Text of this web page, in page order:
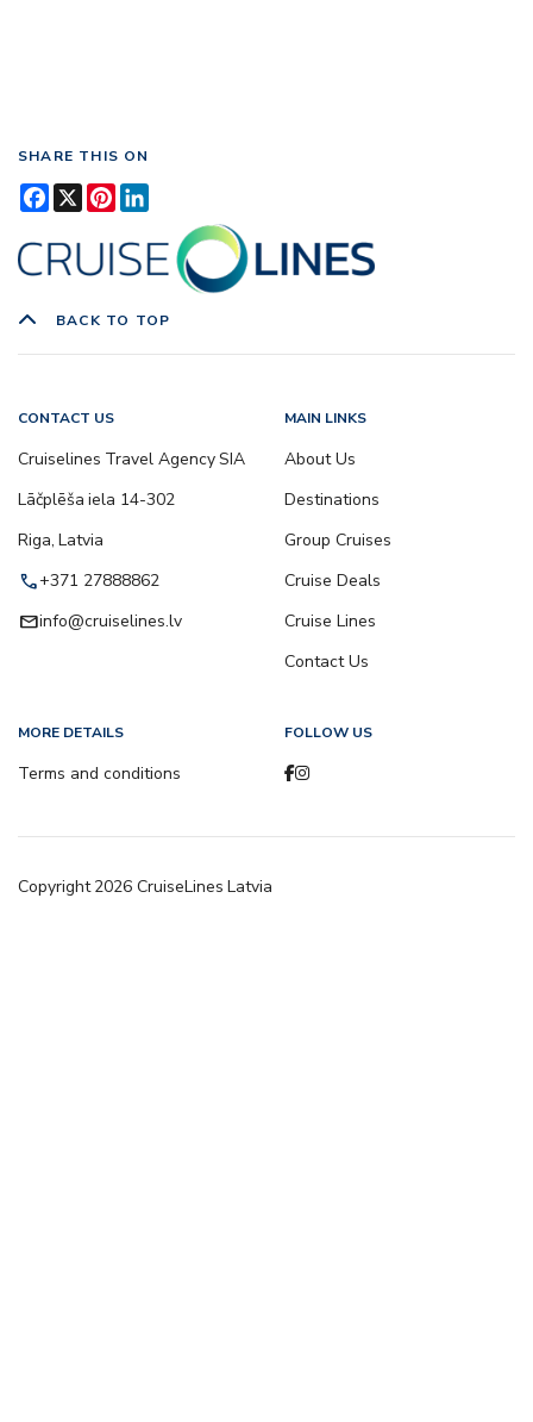
SHARE THIS ON
Facebook
X Pinterest
BACK TO TOP
CONTACT US
Cruiselines Travel Agency SIA
Lāčplēša iela 14-302
Riga, Latvia
call+371 27888862
emailinfo@cruiselines.lv
MAIN LINKS
About Us
Destinations
Group Cruises
Cruise Deals
Cruise Lines
Contact Us
MORE DETAILS
Terms and conditions
FOLLOW US
Copyright2026 CruiseLines Latvia